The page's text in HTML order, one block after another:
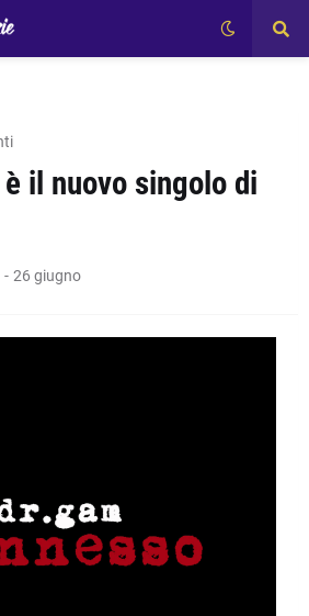
è il nuovo singolo di
- 26 giugno